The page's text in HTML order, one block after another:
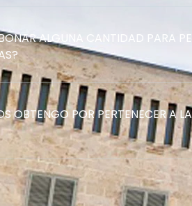
ALGUNA CANTIDAD PARA
OBTENGO POR PERTENECER A